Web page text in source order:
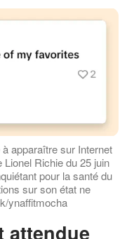
apparaître sur Internet
Richie du 25 juin
pour la santé du
sur son état ne
ynaffitmocha